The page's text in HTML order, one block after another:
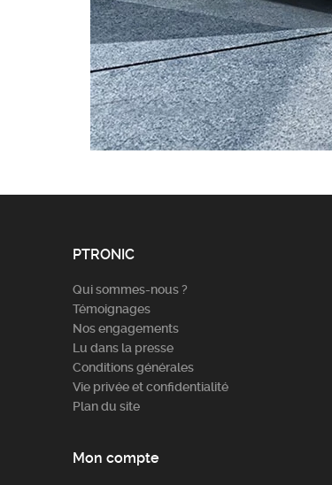
PTRONIC
Qui sommes-nous ?
Témoignages
Nos engagements
Lu dans la presse
Conditions générales
Vie privée et confidentialité
Plan du site
Mon compte